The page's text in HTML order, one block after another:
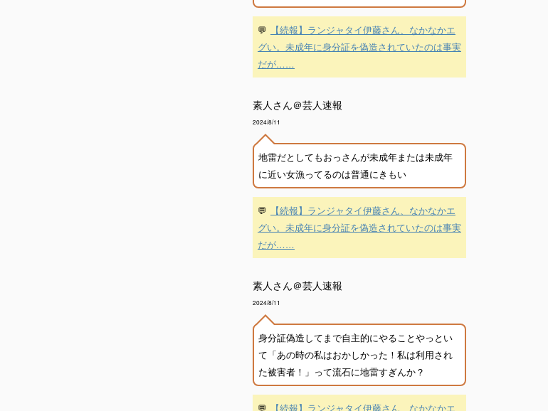
💬
【続報】ランジャタイ伊藤さん、なかなかエ
グい。未成年に身分証を偽造されていたのは事実
だが……
素人さん＠芸人速報
2024/8/11
地雷だとしてもおっさんが未成年または未成年
に近い女漁ってるのは普通にきもい
💬
【続報】ランジャタイ伊藤さん、なかなかエ
グい。未成年に身分証を偽造されていたのは事実
だが……
素人さん＠芸人速報
2024/8/11
身分証偽造してまで自主的にやることやっとい
て「あの時の私はおかしかった！私は利用され
た被害者！」って流石に地雷すぎんか？
💬 【続報】ランジャタイ伊藤さん、なかなかエ